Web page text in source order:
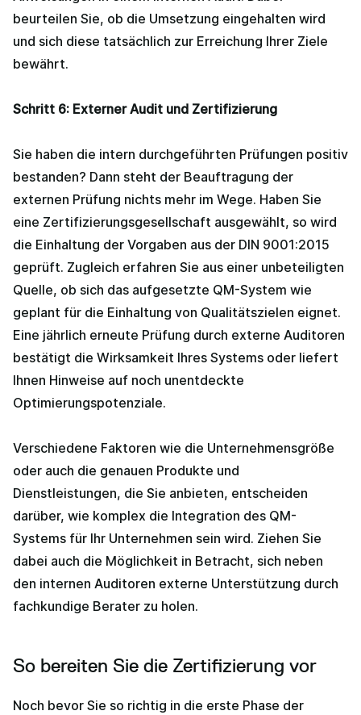
beurteilen Sie, ob die Umsetzung eingehalten wird
und sich diese tatsächlich zur Erreichung Ihrer Ziele
bewährt.
Schritt 6: Externer Audit und Zertifizierung
Sie haben die intern durchgeführten Prüfungen positiv
bestanden? Dann steht der Beauftragung der
externen Prüfung nichts mehr im Wege. Haben Sie
eine Zertifizierungsgesellschaft ausgewählt, so wird
die Einhaltung der Vorgaben aus der DIN 9001:2015
geprüft. Zugleich erfahren Sie aus einer unbeteiligten
Quelle, ob sich das aufgesetzte QM-System wie
geplant für die Einhaltung von Qualitätszielen eignet.
Eine jährlich erneute Prüfung durch externe Auditoren
bestätigt die Wirksamkeit Ihres Systems oder liefert
Ihnen Hinweise auf noch unentdeckte
Optimierungspotenziale.
Verschiedene Faktoren wie die Unternehmensgröße
oder auch die genauen Produkte und
Dienstleistungen, die Sie anbieten, entscheiden
darüber, wie komplex die Integration des QM-
Systems für Ihr Unternehmen sein wird. Ziehen Sie
dabei auch die Möglichkeit in Betracht, sich neben
den internen Auditoren externe Unterstützung durch
fachkundige Berater zu holen.
So bereiten Sie die Zertifizierung vor
Noch bevor Sie so richtig in die erste Phase der